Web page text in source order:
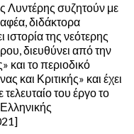
Λυντέρης συζητούν με
διδάκτορα
της νεότερης
διευθύνει από την
και το περιοδικό
και Κριτικής» και έχει
του έργο το